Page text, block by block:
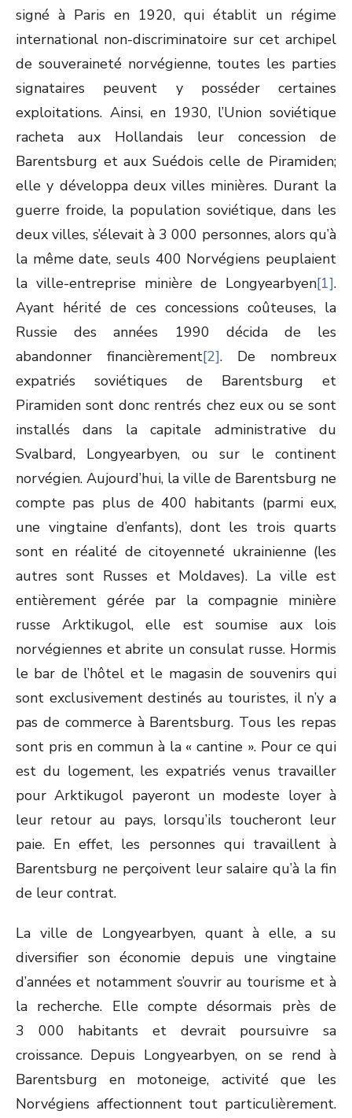
signé à Paris en 1920, qui établit un régime
international non-discriminatoire sur cet archipel
de souveraineté norvégienne, toutes les parties
signataires peuvent y posséder certaines
exploitations. Ainsi, en 1930, l’Union soviétique
racheta aux Hollandais leur concession de
Barentsburg et aux Suédois celle de Piramiden;
elle y développa deux villes minières. Durant la
guerre froide, la population soviétique, dans les
deux villes, s’élevait à 3 000 personnes, alors qu’à
la même date, seuls 400 Norvégiens peuplaient
la ville-entreprise minière de Longyearbyen[1].
Ayant hérité de ces concessions coûteuses, la
Russie des années 1990 décida de les
abandonner financièrement[2]. De nombreux
expatriés soviétiques de Barentsburg et
Piramiden sont donc rentrés chez eux ou se sont
installés dans la capitale administrative du
Svalbard, Longyearbyen, ou sur le continent
norvégien. Aujourd’hui, la ville de Barentsburg ne
compte pas plus de 400 habitants (parmi eux,
une vingtaine d’enfants), dont les trois quarts
sont en réalité de citoyenneté ukrainienne (les
autres sont Russes et Moldaves). La ville est
entièrement gérée par la compagnie minière
russe Arktikugol, elle est soumise aux lois
norvégiennes et abrite un consulat russe. Hormis
le bar de l’hôtel et le magasin de souvenirs qui
sont exclusivement destinés au touristes, il n’y a
pas de commerce à Barentsburg. Tous les repas
sont pris en commun à la « cantine ». Pour ce qui
est du logement, les expatriés venus travailler
pour Arktikugol payeront un modeste loyer à
leur retour au pays, lorsqu’ils toucheront leur
paie. En effet, les personnes qui travaillent à
Barentsburg ne perçoivent leur salaire qu’à la fin
de leur contrat.
La ville de Longyearbyen, quant à elle, a su
diversifier son économie depuis une vingtaine
d’années et notamment s’ouvrir au tourisme et à
la recherche. Elle compte désormais près de
3 000 habitants et devrait poursuivre sa
croissance. Depuis Longyearbyen, on se rend à
Barentsburg en motoneige, activité que les
Norvégiens affectionnent tout particulièrement.